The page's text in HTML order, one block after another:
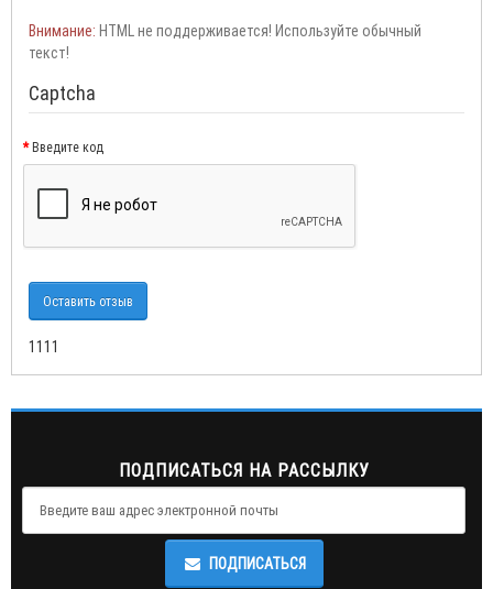
Внимание: HTML не поддерживается! Используйте обычный
текст!
Captcha
Введите код
Оставить отзыв
1111
ПОДПИСАТЬСЯ НА РАССЫЛКУ
ПОДПИСАТЬСЯ